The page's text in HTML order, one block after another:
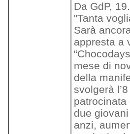
Da GdP,
"Tanta
Sarà
appresta a
mese di
della
svolgerà
patrocinata
due
anzi,